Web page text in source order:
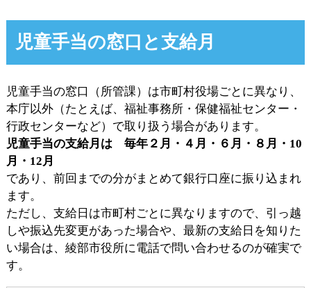
児童手当の窓口と支給月
児童手当の窓口（所管課）は市町村役場ごとに異なり、
本庁以外（たとえば、福祉事務所・保健福祉センター・
行政センターなど）で取り扱う場合があります。
児童手当の支給月は 毎年２月・４月・６月・８月・10
月・12月
であり、前回までの分がまとめて銀行口座に振り込まれ
ます。
ただし、支給日は市町村ごとに異なりますので、引っ越
しや振込先変更があった場合や、最新の支給日を知りた
い場合は、綾部市役所に電話で問い合わせるのが確実で
す。